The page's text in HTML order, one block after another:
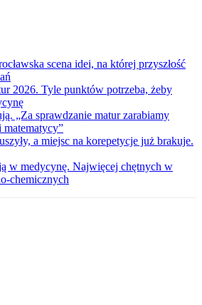
scena idei, na której przyszłość
2026. Tyle punktów potrzeba, żeby
„Za sprawdzanie matur zarabiamy
a miejsc na korepetycje już brakuje.
w medycynę. Najwięcej chętnych w
chemicznych